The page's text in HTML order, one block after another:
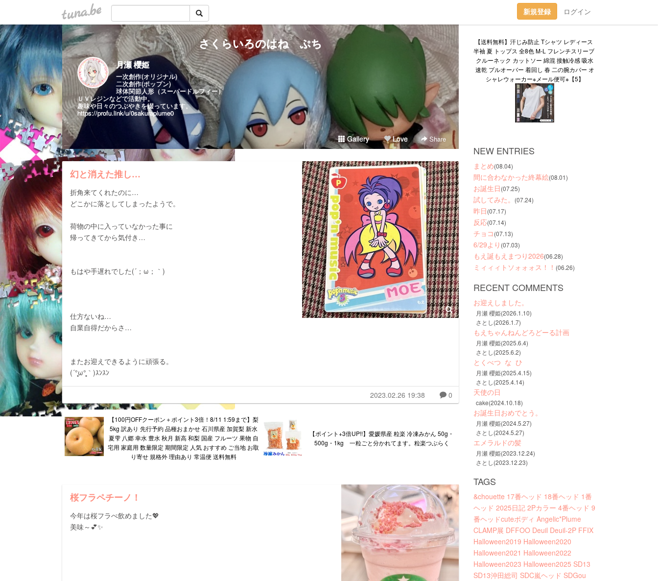
tuna.be 新規登録 ログイン
さくらいろのはね ぷち
月瀬 櫻姫
一次創作(オリジナル)
二次創作(ポップン)
球体関節人形（スーパードルフィー）
ＵＶレジンなどで活動中。
趣味や日々のつぶやきを綴っています。
https://profu.link/u/0sakuraplume0
Gallery Love Share
幻と消えた推し…
折角来てくれたのに…
どこかに落としてしまったようで。
荷物の中に入っていなかった事に
帰ってきてから気付き…
もはや手遅れでした(´；ω；｀)
仕方ないね…
自業自得だからさ…
またお迎えできるように頑張る。
(´°̥̥ω°̥̥｀)ｽﾝｽﾝ
2023.02.26 19:38 0
【100円OFFクーポン＋ポイント3倍！8/11 1:59まで】梨
5kg 訳あり 先行予約 品種おまかせ 石川県産 加賀梨 新水
夏雫 八郷 幸水 豊水 秋月 新高 和梨 国産 フルーツ 果物 自
宅用 家庭用 数量限定 期間限定 人気 おすすめ ご当地 お取
り寄せ 規格外 理由あり 常温便 送料無料
【ポイント+3倍UP!!】愛媛県産 粒楽 冷凍みかん 50g・
500g・1kg 一粒ごと分かれてます。粒楽つぶらく
桜フラペチーノ！
今年は桜フラぺ飲めました💖
美味～💕✨
【送料無料】汗じみ防止 Tシャツ レディース
半袖 夏 トップス 全8色 M-L フレンチスリーブ
クルーネック カットソー 綿混 接触冷感 吸水
速乾 プルオーバー 着回し 春 二の腕カバー オ
シャレウォーカー※メール便可※【5】
NEW ENTRIES
まとめ(08.04)
間に合わなかった終幕絵(08.01)
お誕生日(07.25)
試してみた。 (07.24)
昨日(07.17)
反応(07.14)
チョコ(07.13)
6/29より (07.03)
もえ誕もえまつり2026(06.28)
ミィィィトソォォォス！！ (06.26)
RECENT COMMENTS
お迎えしました。
月瀬 櫻姫(2026.1.10)
さとし(2026.1.7)
もえちゃんねんどろどーる計画
月瀬 櫻姫(2025.6.4)
さとし(2025.6.2)
とくべつ  な  ひ
月瀬 櫻姫(2025.4.15)
さとし(2025.4.14)
天使の日
cake(2024.10.18)
お誕生日おめでとう。
月瀬 櫻姫(2024.5.27)
さとし(2024.5.27)
エメラルドの髪
月瀬 櫻姫(2023.12.24)
さとし(2023.12.23)
TAGS
&chouette 17番ヘッド 18番ヘッド 1番
ヘッド 2025日記 2Pカラー 4番ヘッド 9
番ヘッドcuteボディ Angelic*Plume
CLAMP展 DFFOO Deuil Deuil-2P FFIX
Halloween2019 Halloween2020
Halloween2021 Halloween2022
Halloween2023 Halloween2025 SD13
SD13沖田総司 SDC嵐ヘッド SDGou